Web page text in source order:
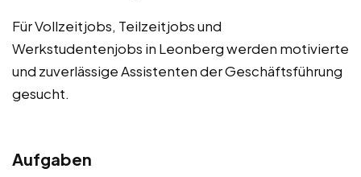
Für Vollzeitjobs, Teilzeitjobs und
Werkstudentenjobs in Leonberg werden motivierte
und zuverlässige Assistenten der Geschäftsführung
gesucht.
Aufgaben